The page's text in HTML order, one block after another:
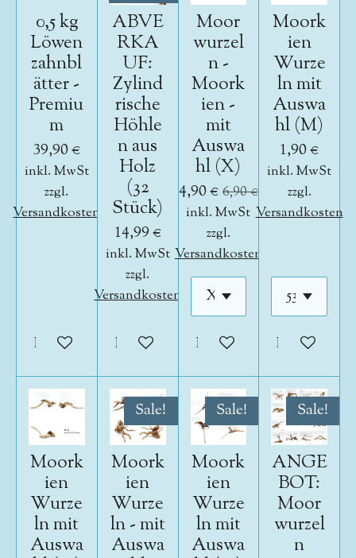
0,5 kg
Löwen
zahnbl
ätter -
Premiu
m
39,90 €
inkl. MwSt
zzgl.
Versandkosten
In den Warenkorb
ABVE
RKA
UF:
Zylind
rische
Höhle
n aus
Holz
(32
Stück)
14,99 €
inkl. MwSt
zzgl.
Versandkosten
In den Warenkorb
Moor
wurzel
n -
Moork
ien -
mit
Auswa
hl (X)
4,90 € 6,90 €
inkl. MwSt
zzgl.
Versandkosten
In den Warenkorb
Moork
ien
Wurze
ln mit
Auswa
hl (M)
1,90 €
inkl. MwSt
zzgl.
Versandkosten
In den
Moork
ien
Wurze
ln mit
Auswa
Sale!
Moork
ien
Wurze
ln - mit
Auswa
Sale!
Moork
ien
Wurze
ln mit
Auswa
Sale!
ANGE
BOT:
Moor
wurzel
n